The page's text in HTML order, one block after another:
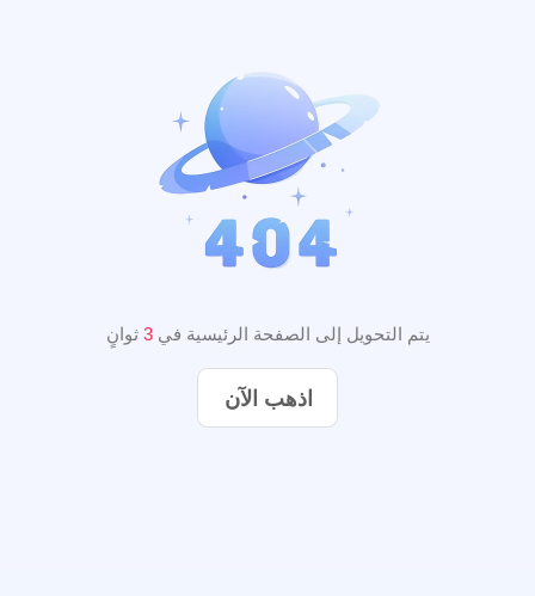
يتم التحويل إلى الصفحة الرئيسية في3 ثوانٍ
اذهب الآن